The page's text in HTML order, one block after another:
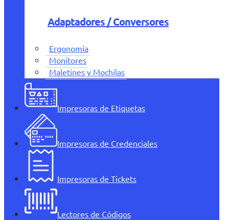
Adaptadores / Conversores
Ergonomía
Monitores
Maletines y Mochilas
Impresoras de Etiquetas
Impresoras de Credenciales
Impresoras de Tickets
Lectores de Códigos